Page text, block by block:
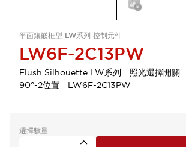
平面鑲嵌框型 LW系列 控制元件
LW6F-2C13PW
Flush Silhouette LW系列 照光選擇開
90°-2位置 LW6F-2C13PW
選擇數量